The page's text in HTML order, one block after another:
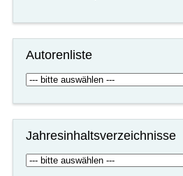
Autorenliste
Jahresinhaltsverzeichnisse